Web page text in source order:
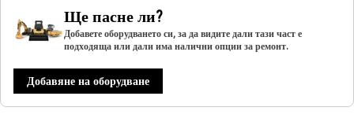
Ще пасне ли?
Добавете оборудването си, за да видите дали тази част е
подходяща или дали има налични опции за ремонт.
Добавяне на оборудване